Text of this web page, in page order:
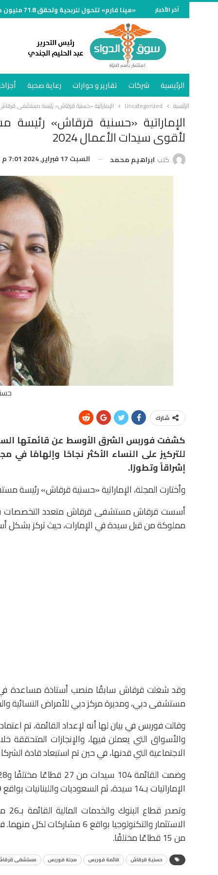
آخر الأخبار «مينا فارم» تتحول للربحية وتحقق 71.8 مليون جنيه خلال الربع الأول من 2026
الرئيسية شركات تقارير و حوارات رعاية صحية
الرئيسية Uncategorized الإماراتية «حسنية قرقاش» رئيسة مستشفى
الإماراتية «حسنية قرقاش»
لأقوى سيدات الأعمال 2024
كتب ابراهيم محمد السبت 17 فبراير, 2024 7:01 م
شارك
للتركيز على النساء الأكثر نجاحًا وإلهامًا
إشراقاً وتطورًا.
وأختارت المجلة، الإماراتية «حسنية قرقاش»
مملوكة من قبل سيدة في الإمارات، حيث تركز بشكل
وقد شغلت قرقاش سابقًا منصب أستاذة مساعدة في
مستشفى دبي، ومديرة مركز دبي للأمراض النسائية
وقالت فوربس في بيان لها أنه لإعداد القائمة، تم
والأسواق التي يعملن فيها، والإنجازات المتحققة
الاجتماعية التي قدنها، في حين تم استبعاد قادة
الإماراتيات بـ14 سيدة، ثم السعوديات واللبنانيات بواقع 9 سيدات لكل منهما.
من 15 قطاعًا مختلفًا.
حسنية قرقاش قائمة فوربس مجلة فوربس مستشفى